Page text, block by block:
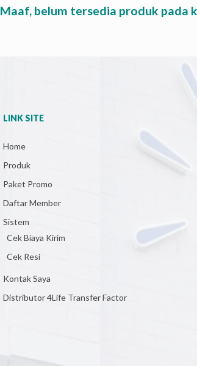
Maaf, belum tersedia produk pada
LINK SITE
Home
Produk
Paket Promo
Daftar Member
Sistem
Cek Biaya Kirim
Cek Resi
Kontak Saya
Distributor 4Life Transfer Factor